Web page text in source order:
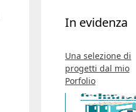
In evidenza
Una selezione di
progetti dal mio
Porfolio